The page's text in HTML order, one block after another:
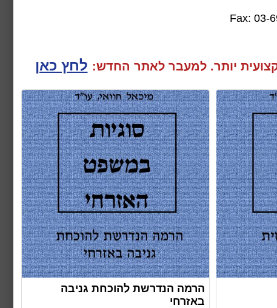
Fax:
יותר. למעבר לאתר החדש: לחץ כאן
הרמה הנדרשת להוכחת גניבה
באזרחי